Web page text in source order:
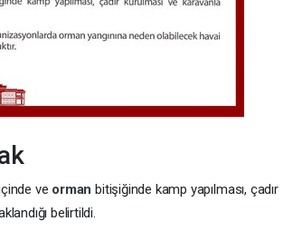
ve ormanbitişiğinde kamp yapılması, çadır
belirtildi.